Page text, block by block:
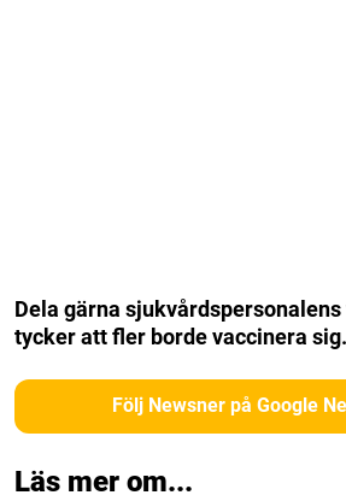
Dela gärna
tycker att fler borde vaccinera sig.
Följ Newsner på Google
Läs mer om...